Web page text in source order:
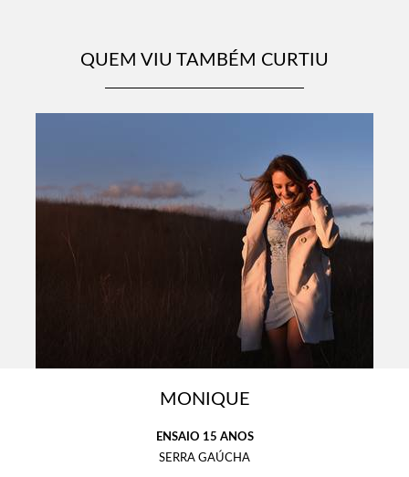
QUEM VIU TAMBÉM CURTIU
MONIQUE
ENSAIO 15 ANOS
SERRA GAÚCHA